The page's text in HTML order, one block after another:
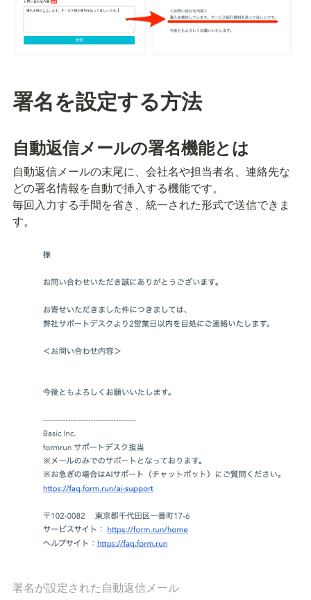
署名を設定する方法
自動返信メールの署名機能とは
自動返信メールの末尾に、会社名や担当者名、連絡先な
どの署名情報を自動で挿入する機能です。
毎回入力する手間を省き、統一された形式で送信できま
す。
署名が設定された自動返信メール